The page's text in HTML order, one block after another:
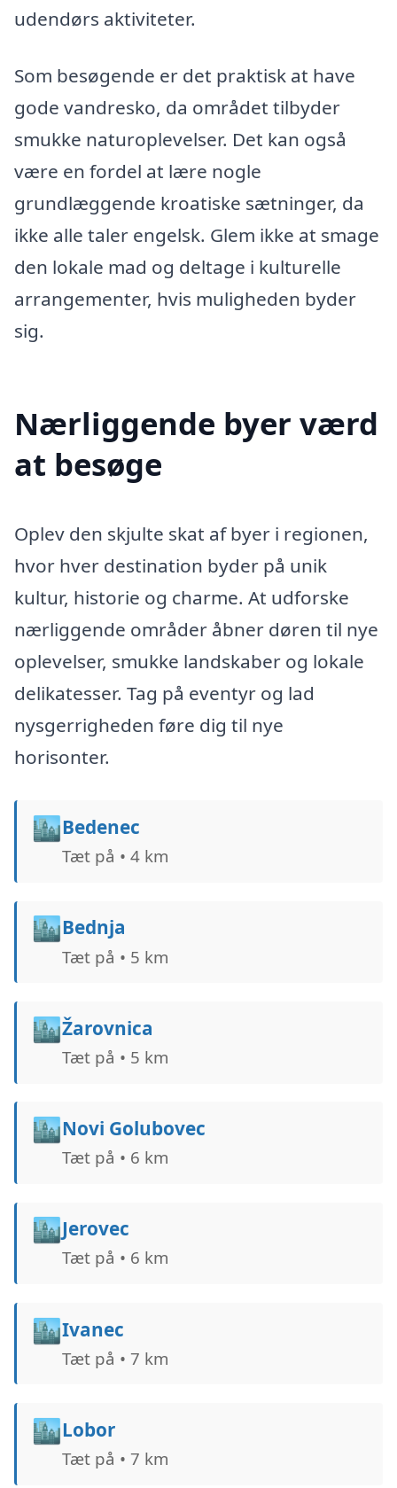
udendørs aktiviteter.
Som besøgende er det praktisk at have
gode vandresko, da området tilbyder
smukke naturoplevelser. Det kan også
være en fordel at lære nogle
grundlæggende kroatiske sætninger, da
ikke alle taler engelsk. Glem ikke at smage
den lokale mad og deltage i kulturelle
arrangementer, hvis muligheden byder
sig.
Nærliggende byer værd
at besøge
Oplev den skjulte skat af byer i regionen,
hvor hver destination byder på unik
kultur, historie og charme. At udforske
nærliggende områder åbner døren til nye
oplevelser, smukke landskaber og lokale
delikatesser. Tag på eventyr og lad
nysgerrigheden føre dig til nye
horisonter.
🏙️Bedenec
Tæt på • 4 km
🏙️Bednja
Tæt på • 5 km
🏙️Žarovnica
Tæt på • 5 km
🏙️Novi Golubovec
Tæt på • 6 km
🏙️Jerovec
Tæt på • 6 km
🏙️Ivanec
Tæt på • 7 km
🏙️Lobor
Tæt på • 7 km